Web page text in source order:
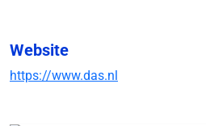
Website
https://www.das.nl